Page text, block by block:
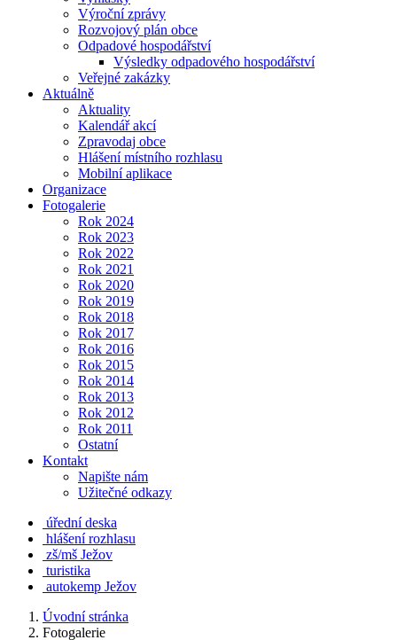
Výroční zprávy
Rozvojový plán obce
Odpadové hospodářství
Výsledky odpadového hospodářství
Veřejné zakázky
Aktuálně
Aktuality
Kalendář akcí
Zpravodaj obce
Hlášení místního rozhlasu
Mobilní aplikace
Organizace
Fotogalerie
Rok 2024
Rok 2023
Rok 2022
Rok 2021
Rok 2020
Rok 2019
Rok 2018
Rok 2017
Rok 2016
Rok 2015
Rok 2014
Rok 2013
Rok 2012
Rok 2011
Ostatní
Kontakt
Napište nám
Užitečné odkazy
úřední deska
hlášení rozhlasu
zš/mš Ježov
turistika
autokemp Ježov
Úvodní stránka
Fotogalerie